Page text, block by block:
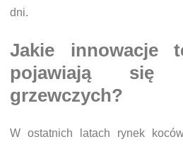
dni.
Jakie innowacje
pojawiają
grzewczych?
W ostatnich latach rynek